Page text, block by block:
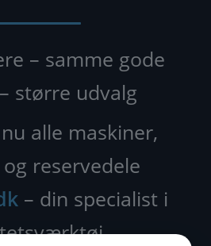
– samme gode
større udvalg
alle maskiner,
reservedele
– din specialist i